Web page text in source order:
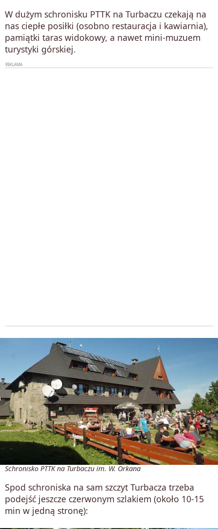
W dużym schronisku PTTK na Turbaczu czekają na
nas ciepłe posiłki (osobno restauracja i kawiarnia),
pamiątki taras widokowy, a nawet mini-muzuem
turystyki górskiej.
Schronisko PTTK na Turbaczu im. W. Orkana
Spod schroniska na sam szczyt Turbacza trzeba
podejść jeszcze czerwonym szlakiem (około 10-15
min w jedną stronę):